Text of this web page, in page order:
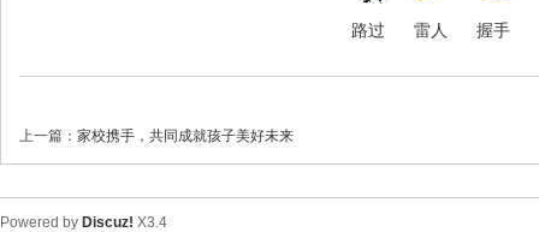
路过 雷人 握手
上一篇： 家校携手，共同成就孩子美好未来
Powered by Discuz! X3.4